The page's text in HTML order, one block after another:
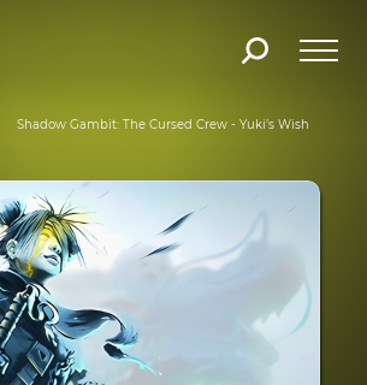
Shadow Gambit: The Cursed Crew - Yuki’s Wish